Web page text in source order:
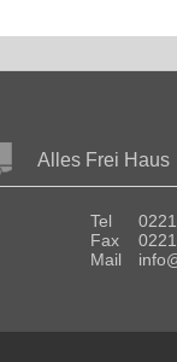
Alles Frei Haus
Tel
Fax
Mail